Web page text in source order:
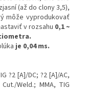
(až do clony 3,5),
môže vyprodukovať
v rozsahu 0,1 ~
je 0,04 ms.
?2 [A]/DC; ?2 [A]/AC,
Weld.; MMA, TIG